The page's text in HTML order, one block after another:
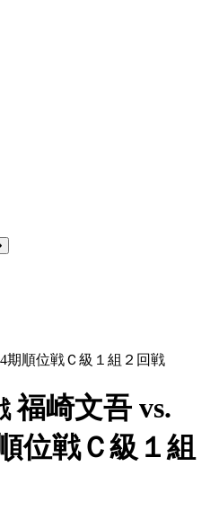
期順位戦Ｃ級１組２回戦
福崎文吾 vs.
位戦Ｃ級１組